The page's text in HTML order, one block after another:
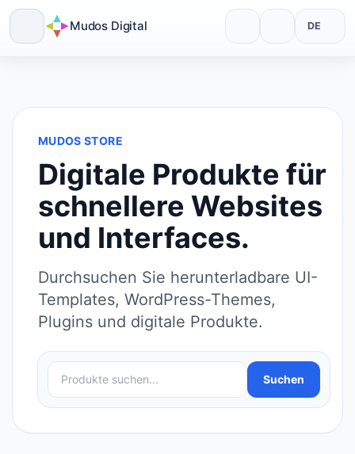
content
Mudos Digital DE
MUDOS STORE
Digitale Produkte für
schnellere Websites
und Interfaces.
Durchsuchen Sie herunterladbare UI-
Templates, WordPress-Themes,
Plugins und digitale Produkte.
Produkte suchen
Suchen